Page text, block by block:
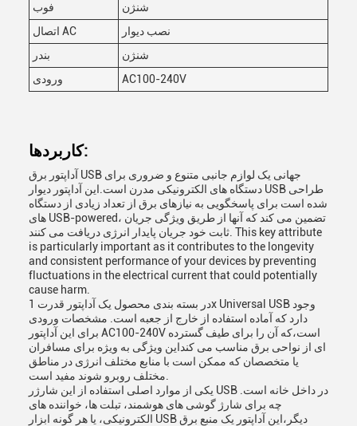
فوب
شنژن
اتصال AC
نصب دیوار
بندر
شنژن
ورودی
AC100-240V
کاربردها:
آداپتور برق USB جهانی یک لوازم جانبی متنوع و ضروری برای
دستگاه های الکترونیکی مدرن است.این آداپتور دیوار USB طراحی
شده است برای پاسخگویی به نیازهای برق از تعداد زیادی از دستگاه
های USB-powered، تضمین می کند که آنها از طریق ویژگی جریان
ثابت خود جریان پایدار انرژی دریافت می کنند. This key attribute
is particularly important as it contributes to the longevity
and consistent performance of your devices by preventing
fluctuations in the electrical current that could potentially
cause harm.
در بسته بندی محصول یک آداپتور قدرت 1x Universal USB وجود
دارد که آماده استفاده از خارج از جعبه است. مشخصات ورودی
برای این آداپتور AC100-240V است،که آن را برای طیف گسترده
ای از نواحی برق مناسب می کنداین ویژگی به ویژه برای مسافران
یا متخصصان که ممکن است با منابع مختلف انرژی در مناطق
یکی از موارد اصلی استفاده از این شارژر USB در داخل خانه است.
چه برای شارژ گوشی های هوشمند، تبلت ها، خواننده های
الکترونیکی، یا هر گونه ابزار USB دیگر،این آداپتور یک منبع برق